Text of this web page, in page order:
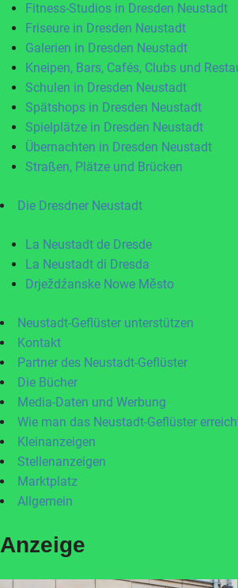
Fitness-Studios in Dresden Neustadt
Friseure in Dresden Neustadt
Galerien in Dresden Neustadt
Kneipen, Bars, Cafés, Clubs und
Schulen in Dresden Neustadt
Spätshops in Dresden Neustadt
Spielplätze in Dresden Neustadt
Übernachten in Dresden Neustadt
Straßen, Plätze und Brücken
Die Dresdner Neustadt
La Neustadt de Dresde
La Neustadt di Dresda
Drježdźanske Nowe Město
Neustadt-Geflüster unterstützen
Kontakt
Partner des Neustadt-Geflüster
Die Bücher
Media-Daten und Werbung
Wie man das Neustadt-Geflüster
Kleinanzeigen
Stellenanzeigen
Marktplatz
Allgemein
Anzeige